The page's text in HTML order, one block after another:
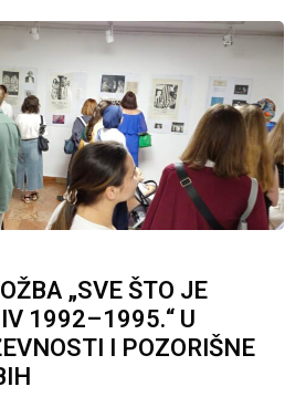
„SVE ŠTO JE
1992–1995.“ U
I POZORIŠNE